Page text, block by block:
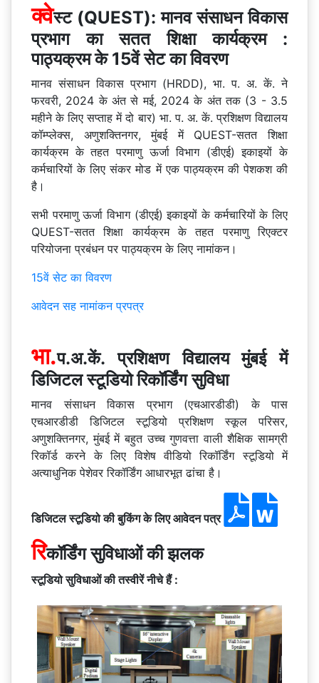
क्वेस्ट (QUEST): मानव संसाधन विकास
प्रभाग का सतत शिक्षा कार्यक्रम :
पाठ्यक्रम के 15वें सेट का विवरण
मानव संसाधन विकास प्रभाग (HRDD), भा. प. अ. कें. ने
फरवरी, 2024 के अंत से मई, 2024 के अंत तक (3 - 3.5
महीने के लिए सप्ताह में दो बार) भा. प. अ. कें. प्रशिक्षण विद्यालय
कॉम्प्लेक्स, अणुशक्तिनगर, मुंबई में QUEST-सतत शिक्षा
कार्यक्रम के तहत परमाणु ऊर्जा विभाग (डीएई) इकाइयों के
कर्मचारियों के लिए संकर मोड में एक पाठ्यक्रम की पेशकश की
है।
सभी परमाणु ऊर्जा विभाग (डीएई) इकाइयों के कर्मचारियों के लिए
QUEST-सतत शिक्षा कार्यक्रम के तहत परमाणु रिएक्टर
परियोजना प्रबंधन पर पाठ्यक्रम के लिए नामांकन।
15वें सेट का विवरण
आवेदन सह नामांकन प्रपत्र
भा.प.अ.कें. प्रशिक्षण विद्यालय मुंबई में
डिजिटल स्टूडियो रिकॉर्डिंग सुविधा
मानव संसाधन विकास प्रभाग (एचआरडीडी) के पास
एचआरडीडी डिजिटल स्टूडियो प्रशिक्षण स्कूल परिसर,
अणुशक्तिनगर, मुंबई में बहुत उच्च गुणवत्ता वाली शैक्षिक सामग्री
रिकॉर्ड करने के लिए विशेष वीडियो रिकॉर्डिंग स्टूडियो में
अत्याधुनिक पेशेवर रिकॉर्डिंग आधारभूत ढांचा है।
डिजिटल स्टूडियो की बुकिंग के लिए आवेदन पत्र
रिकॉर्डिंग सुविधाओं की झलक
स्टूडियो सुविधाओं की तस्वीरें नीचे हैं :